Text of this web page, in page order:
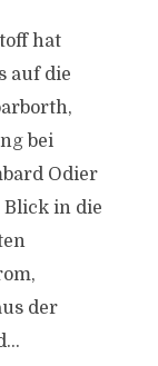
hat
auf die
bei
Odier
in die
der